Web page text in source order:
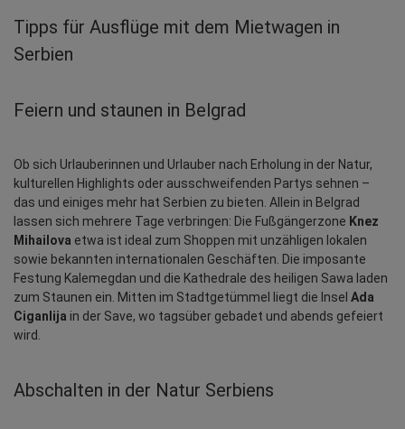
Tipps für Ausflüge mit dem Mietwagen in
Serbien
Feiern und staunen in Belgrad
Ob sich Urlauberinnen und Urlauber nach Erholung in der Natur,
kulturellen Highlights oder ausschweifenden Partys sehnen –
das und einiges mehr hat Serbien zu bieten. Allein in Belgrad
lassen sich mehrere Tage verbringen: Die Fußgängerzone Knez
Mihailova etwa ist ideal zum Shoppen mit unzähligen lokalen
sowie bekannten internationalen Geschäften. Die imposante
Festung Kalemegdan und die Kathedrale des heiligen Sawa laden
zum Staunen ein. Mitten im Stadtgetümmel liegt die Insel Ada
Ciganlija in der Save, wo tagsüber gebadet und abends gefeiert
wird.
Abschalten in der Natur Serbiens